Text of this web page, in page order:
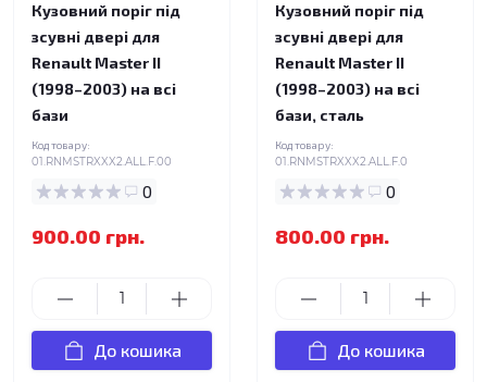
Кузовний поріг під
зсувні двері для
Renault Master II
(1998–2003) на всі
бази
Код товару:
01.RNMSTRXXX2.ALL.F.00
0
900.00 грн.
До кошика
Кузовний поріг під
зсувні двері для
Renault Master II
(1998–2003) на всі
бази, сталь
Код товару:
01.RNMSTRXXX2.ALL.F.0
0
800.00 грн.
До кошика